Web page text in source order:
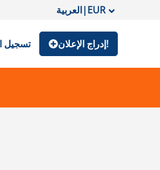
العربية|EUR
تسجيل إدراج الإعلان!